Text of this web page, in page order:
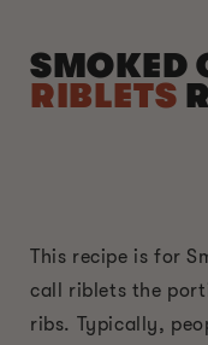
SMOKED
RIBLETS
This recipe is for
call riblets the
ribs. Typically,